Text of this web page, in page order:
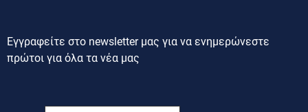
Εγγραφείτε στο newsletter μας για να ενημερώνεστε
πρώτοι για όλα τα νέα μας